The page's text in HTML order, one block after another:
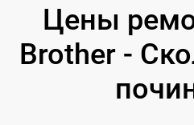
Цены
Brother -